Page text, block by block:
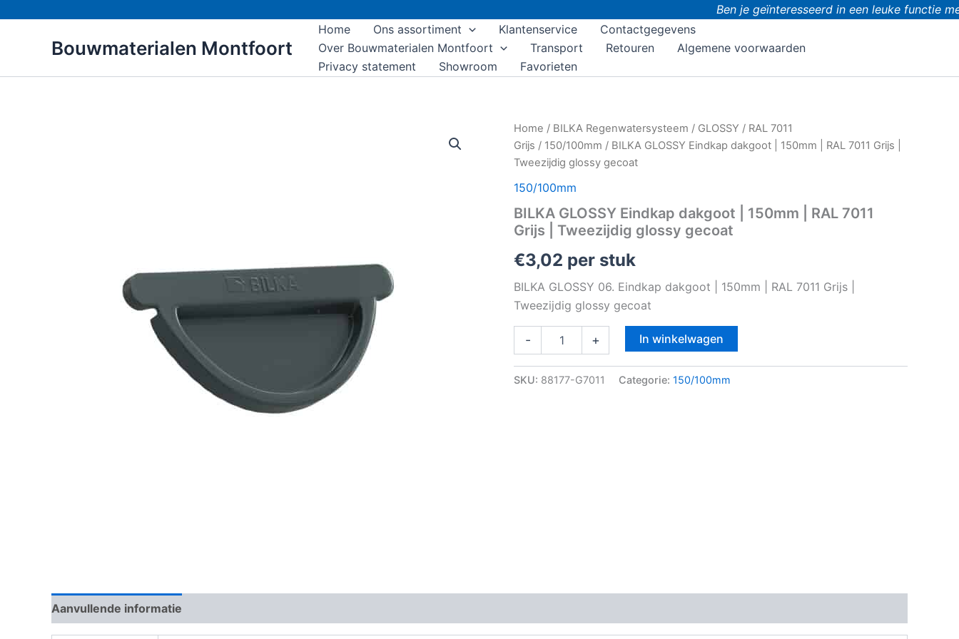
Ben je geïnteresseerd in een leuke functie
Bouwmaterialen Montfoort
Home Ons assortiment Klantenservice
Contactgegevens
Over Bouwmaterialen Montfoort
Transport Retouren
Algemene voorwaarden
Privacy statement
Showroom Favorieten
Home / BILKA Regenwatersysteem / GLOSSY / RAL 7011
Grijs / 150/100mm / BILKA GLOSSY Eindkap dakgoot | 150mm | RAL 7011 Grijs |
Tweezijdig glossy gecoat
150/100mm
BILKA GLOSSY Eindkap dakgoot | 150mm | RAL 7011
Grijs | Tweezijdig glossy gecoat
€3,02 per stuk
BILKA GLOSSY 06. Eindkap dakgoot | 150mm | RAL 7011 Grijs |
Tweezijdig glossy gecoat
-
BILKA
GLOSSY
Eindkap
dakgoot
|
150mm
|
RAL
7011
Grijs
Tweezijdig
gecoat
aantal
+ In winkelwagen
SKU: 88177-G7011 Categorie: 150/100mm
Aanvullende informatie